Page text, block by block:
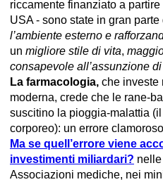
riccamente finanziato a
USA - sono state in gran
l’ambiente esterno e
un migliore stile di vita,
consapevole all’assunzione
La farmacologia, che investe
moderna, crede che le rane-
suscitino la pioggia-malattia
corporeo): un errore
Ma se quell’errore viene
investimenti miliardari?
Associazioni mediche, nei